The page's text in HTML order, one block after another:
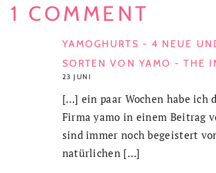
1 COMMENT
YAMOGHURTS - 4 NEUE
SORTEN VON YAMO - THE
23 JUNI
[…] ein paar Wochen habe ich
Firma yamo in einem Beitrag
sind immer noch begeistert
natürlichen […]